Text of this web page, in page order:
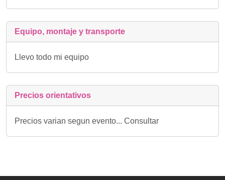
Equipo, montaje y transporte
Llevo todo mi equipo
Precios orientativos
Precios varian segun evento... Consultar